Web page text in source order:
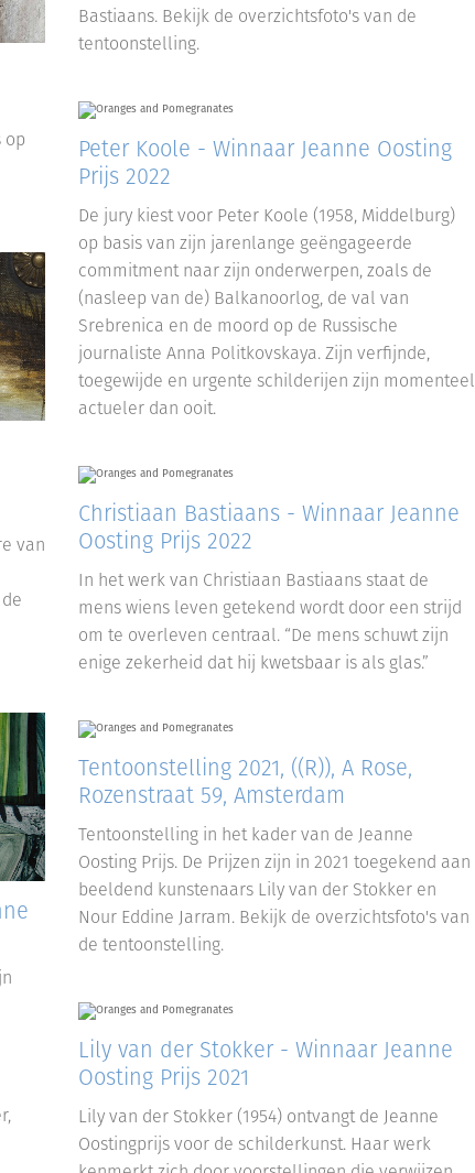
op
van
Bastiaans. Bekijk de overzichtsfoto's van de
tentoonstelling.
Peter Koole - Winnaar Jeanne Oosting
Prijs 2022
De jury kiest voor Peter Koole (1958, Middelburg)
op basis van zijn jarenlange geëngageerde
commitment naar zijn onderwerpen, zoals de
(nasleep van de) Balkanoorlog, de val van
Srebrenica en de moord op de Russische
journaliste Anna Politkovskaya. Zijn verfijnde,
toegewijde en urgente schilderijen zijn momenteel
actueler dan ooit.
Christiaan Bastiaans - Winnaar Jeanne
Oosting Prijs 2022
In het werk van Christiaan Bastiaans staat de
mens wiens leven getekend wordt door een strijd
om te overleven centraal. “De mens schuwt zijn
enige zekerheid dat hij kwetsbaar is als glas.”
Tentoonstelling 2021, ((R)), A Rose,
Rozenstraat 59, Amsterdam
Tentoonstelling in het kader van de Jeanne
Oosting Prijs. De Prijzen zijn in 2021 toegekend aan
beeldend kunstenaars Lily van der Stokker en
Nour Eddine Jarram. Bekijk de overzichtsfoto's van
de tentoonstelling.
Lily van der Stokker - Winnaar Jeanne
Oosting Prijs 2021
Lily van der Stokker (1954) ontvangt de Jeanne
Oostingprijs voor de schilderkunst. Haar werk